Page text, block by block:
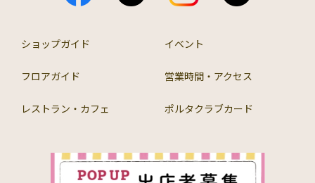
ショップガイド イベント
フロアガイド 営業時間・アクセス
レストラン・カフェ ポルタクラブカード